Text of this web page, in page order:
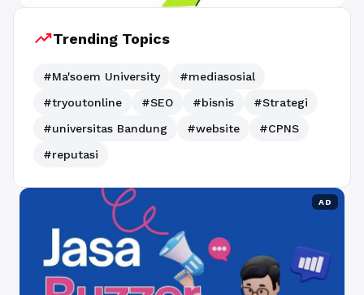
trending_upTrending Topics
#Ma'soem University
#mediasosial
#tryoutonline
#SEO #bisnis
#Strategi
#universitas Bandung
#website
#CPNS
#reputasi
AD